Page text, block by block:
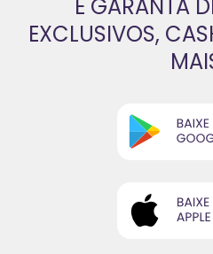
E GARANTA
EXCLUSIVOS,